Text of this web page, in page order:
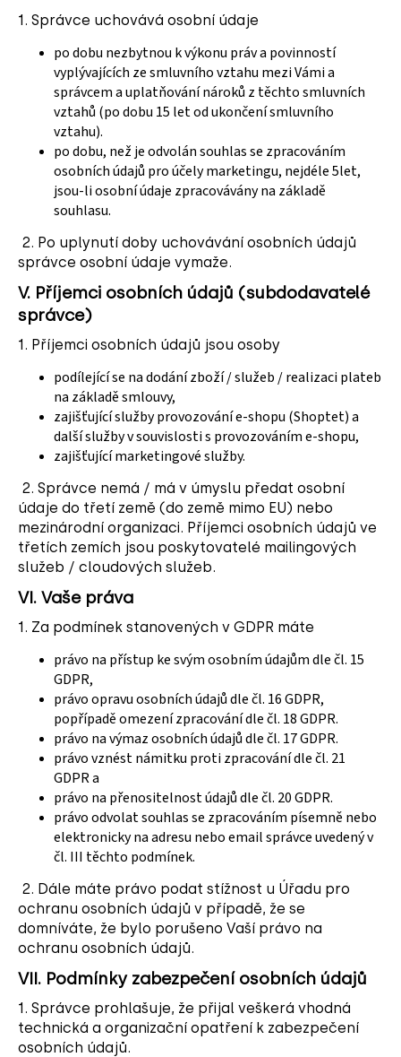
1. Správce uchovává osobní údaje
po dobu nezbytnou k výkonu práv a povinností
vyplývajících ze smluvního vztahu mezi Vámi a
správcem a uplatňování nároků z těchto smluvních
vztahů (po dobu 15 let od ukončení smluvního
vztahu).
po dobu, než je odvolán souhlas se zpracováním
osobních údajů pro účely marketingu, nejdéle 5let,
jsou-li osobní údaje zpracovávány na základě
souhlasu.
2. Po uplynutí doby uchovávání osobních údajů
správce osobní údaje vymaže.
V. Příjemci osobních údajů (subdodavatelé
správce)
1. Příjemci osobních údajů jsou osoby
podílející se na dodání zboží / služeb / realizaci plateb
na základě smlouvy,
zajišťující služby provozování e-shopu (Shoptet) a
další služby v souvislosti s provozováním e-shopu,
zajišťující marketingové služby.
2. Správce nemá / má v úmyslu předat osobní
údaje do třetí země (do země mimo EU) nebo
mezinárodní organizaci. Příjemci osobních údajů ve
třetích zemích jsou poskytovatelé mailingových
služeb / cloudových služeb.
VI. Vaše práva
1. Za podmínek stanovených v GDPR máte
právo na přístup ke svým osobním údajům dle čl. 15
GDPR,
právo opravu osobních údajů dle čl. 16 GDPR,
popřípadě omezení zpracování dle čl. 18 GDPR.
právo na výmaz osobních údajů dle čl. 17 GDPR.
právo vznést námitku proti zpracování dle čl. 21
GDPR a
právo na přenositelnost údajů dle čl. 20 GDPR.
právo odvolat souhlas se zpracováním písemně nebo
elektronicky na adresu nebo email správce uvedený v
čl. III těchto podmínek.
2. Dále máte právo podat stížnost u Úřadu pro
ochranu osobních údajů v případě, že se
domníváte, že bylo porušeno Vaší právo na
ochranu osobních údajů.
VII. Podmínky zabezpečení osobních údajů
1. Správce prohlašuje, že přijal veškerá vhodná
technická a organizační opatření k zabezpečení
osobních údajů.